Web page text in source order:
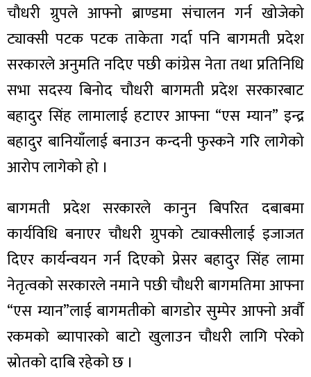
चौधरी ग्रुपले आफ्नो ब्राण्डमा संचालन गर्न खोजेको
ट्याक्सी पटक पटक ताकेता गर्दा पनि बागमती प्रदेश
सरकारले अनुमति नदिए पछी कांग्रेस नेता तथा प्रतिनिधि
सभा सदस्य बिनोद चौधरी बागमती प्रदेश सरकारबाट
बहादुर सिंह लामालाई हटाएर आफ्ना “एस म्यान” इन्द्र
बहादुर बानियाँलाई बनाउन कन्दनी फुस्कने गरि लागेको
आरोप लागेको हो ।
बागमती प्रदेश सरकारले कानुन बिपरित दबाबमा
कार्यविधि बनाएर चौधरी ग्रुपको ट्याक्सीलाई इजाजत
दिएर कार्यन्वयन गर्न दिएको प्रेसर बहादुर सिंह लामा
नेतृत्वको सरकारले नमाने पछी चौधरी बागमतिमा आफ्ना
“एस म्यान”लाई बागमतीको बागडोर सुम्पेर आफ्नो अर्वौ
रकमको ब्यापारको बाटो खुलाउन चौधरी लागि परेको
स्रोतको दाबि रहेको छ ।